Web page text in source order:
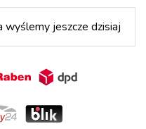
wyślemy jeszcze dzisiaj